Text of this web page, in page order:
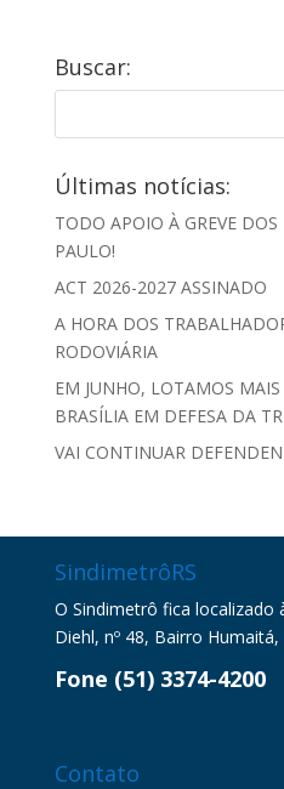
Buscar:
Últimas notícias:
TODO APOIO À GREVE DOS
PAULO!
ACT 2026-2027 ASSINADO
A HORA DOS
RODOVIÁRIA
EM JUNHO, LOTAMOS
BRASÍLIA EM DEFESA DA
VAI CONTINUAR
SindimetrôRS
O Sindimetrô fica localizado
Diehl, nº 48, Bairro
Fone (51) 3374-4200
Contato